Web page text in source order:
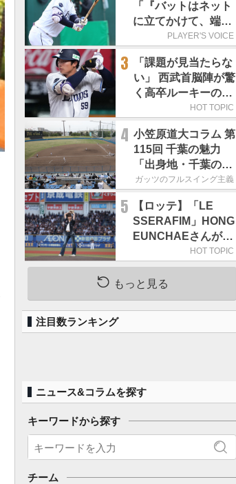
「『バットはネット
に立てかけて、端に
置くんだぞ』と栗山
だきました」／憧れ
の人からの金言
PLAYER'S VOICE
3
「課題が見当たらな
い」 西武首脳陣が驚
く高卒ルーキーの高
HOT TOPIC
4 小笠原道大コラム 第
115回 千葉の魅力
「出身地・千葉の話
の続き。昔から野球
す」
ガッツのフルスイング主義
5
【ロッテ】「LE
SSERAFIM」HONG
EUNCHAEさんが始
球式「この場に立て
て本当にうれしい」
／8月5日の西武戦
HOT TOPIC
もっと見る
注目数ランキング
ニュース&コラムを探す
キーワードから探す
チーム